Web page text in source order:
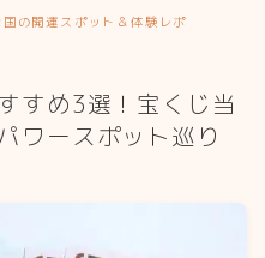
の開運スポット＆体験レポ
すめ3選！宝くじ当
ワースポット巡り